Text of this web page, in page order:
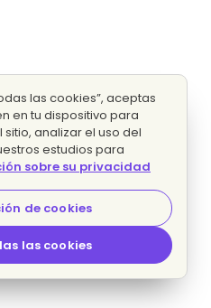
las cookies”, aceptas
en tu dispositivo para
analizar el uso del
estudios para
sobre su privacidad
de cookies
las cookies